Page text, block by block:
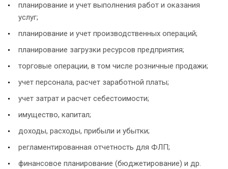
планирование и учет выполнения работ и оказания
услуг;
планирование и учет производственных операций;
планирование загрузки ресурсов предприятия;
торговые операции, в том числе розничные продажи;
учет персонала, расчет заработной платы;
учет затрат и расчет себестоимости;
имущество, капитал;
доходы, расходы, прибыли и убытки;
регламентированная отчетность для ФЛП;
финансовое планирование (бюджетирование) и др.